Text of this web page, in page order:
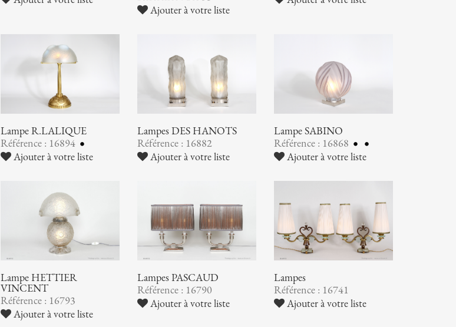
Ajouter à votre liste
Lampe R.LALIQUE
Référence : 16894
Ajouter à votre liste
Lampes DES HANOTS
Référence : 16882
Ajouter à votre liste
Lampe SABINO
Référence : 16868
Ajouter à votre liste
Lampe HETTIER
VINCENT
Référence : 16793
Ajouter à votre liste
Lampes PASCAUD
Référence : 16790
Ajouter à votre liste
Lampes
Référence : 16741
Ajouter à votre liste